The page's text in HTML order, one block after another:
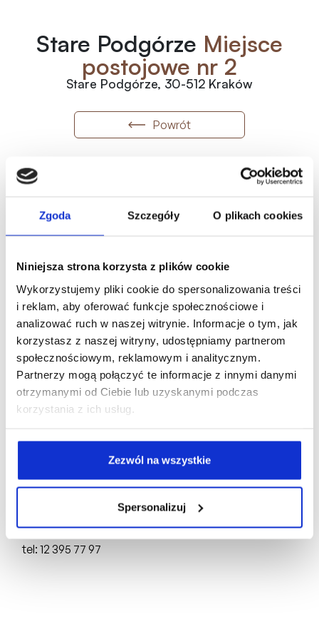
Zgoda Szczegóły O plikach cookies
Niniejsza strona korzysta z plików cookie
Wykorzystujemy pliki cookie do spersonalizowania treści
i reklam, aby oferować funkcje społecznościowe i
analizować ruch w naszej witrynie. Informacje o tym, jak
korzystasz z naszej witryny, udostępniamy partnerom
społecznościowym, reklamowym i analitycznym.
Partnerzy mogą połączyć te informacje z innymi danymi
otrzymanymi od Ciebie lub uzyskanymi podczas
korzystania z ich usług.
Zezwól na wszystkie
Spersonalizuj
Stare Podgórze Miejsce
postojowe nr 2
Stare Podgórze, 30-512 Kraków
Powrót
Metraż
12.50m Wolne 7 920 zł/m
99 000.00
Oferta indywidualna
Karta mieszkania
Biuro Sprzedaży:
ul. Mogilska 43, 31-545 Kraków
Deweloper:
FD4 Sp. z o.o.
NIP: 6751750704, REGON: 388846064,
KRS: 0000898717
tel: 12 395 77 97